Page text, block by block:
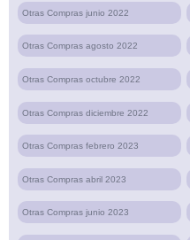
Otras Compras junio 2022
Otras Compras agosto 2022
Otras Compras octubre 2022
Otras Compras diciembre 2022
Otras Compras febrero 2023
Otras Compras abril 2023
Otras Compras junio 2023